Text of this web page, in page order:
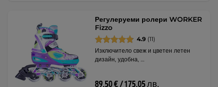
Регулеруеми ролери WORKER
Fizzo
4.9 (11)
Изключитело свеж и цветен летен
дизайн, удобна, …
89,50 € / 175,05 лв.